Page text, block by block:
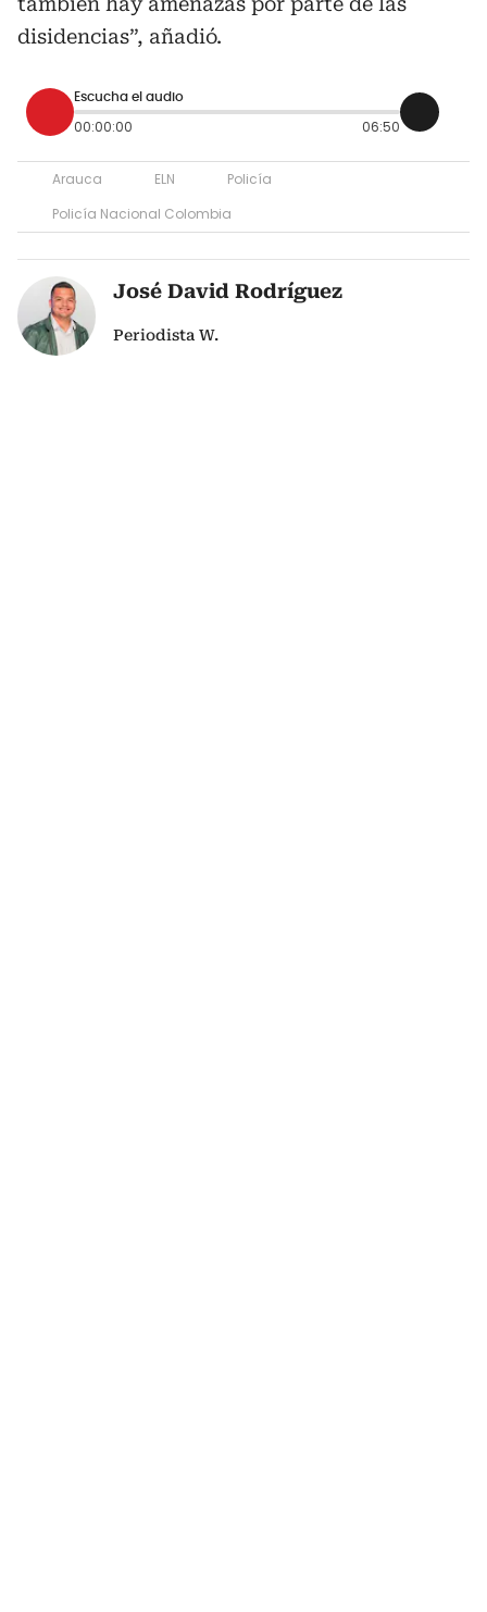
disidencias”, añadió.
Escucha el audio
00:00:00 06:50
Arauca ELN
Policía
Policía Nacional Colombia
José David Rodríguez
Periodista W.